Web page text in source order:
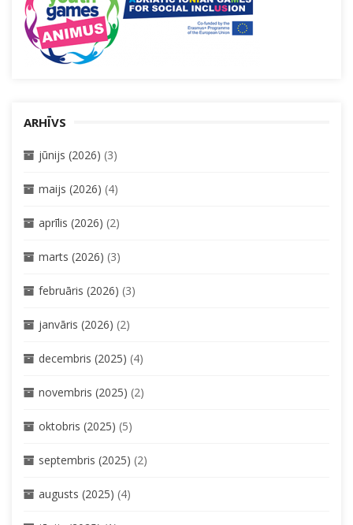
ARHĪVS
jūnijs (2026) (3)
maijs (2026) (4)
aprīlis (2026) (2)
marts (2026) (3)
februāris (2026) (3)
janvāris (2026) (2)
decembris (2025) (4)
novembris (2025) (2)
oktobris (2025) (5)
septembris (2025) (2)
augusts (2025) (4)